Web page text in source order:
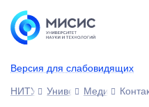
Версия для слабовидящих
НИТУ МИСИСУниверситетМедиа-рум